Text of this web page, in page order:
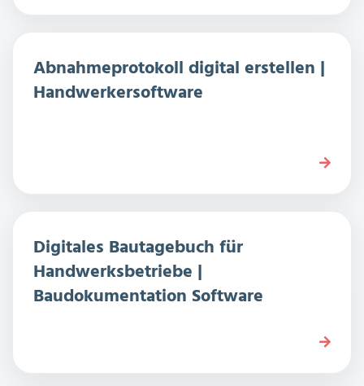
Abnahmeprotokoll digital erstellen |
Handwerkersoftware
Digitales Bautagebuch für
Handwerksbetriebe |
Baudokumentation Software